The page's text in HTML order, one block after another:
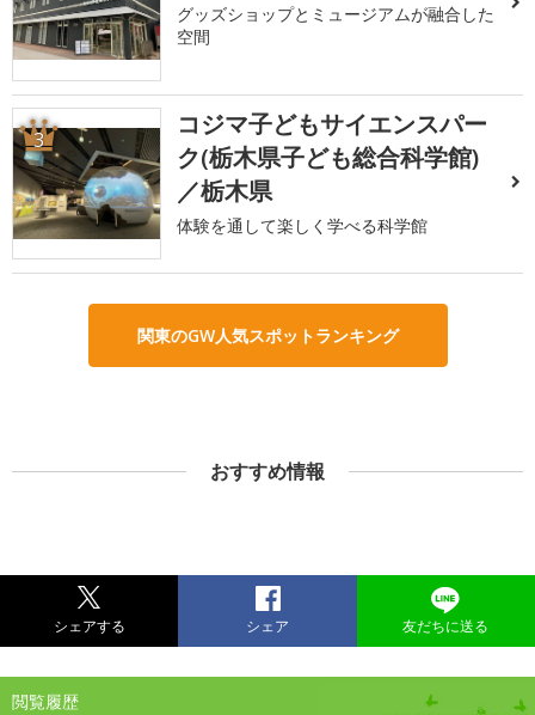
グッズショップとミュージアムが融合した
空間
3
コジマ子どもサイエンスパー
ク(栃木県子ども総合科学館)
／栃木県
体験を通して楽しく学べる科学館
関東のGW人気スポットランキング
おすすめ情報
シェアする シェア 友だちに送る
閲覧履歴